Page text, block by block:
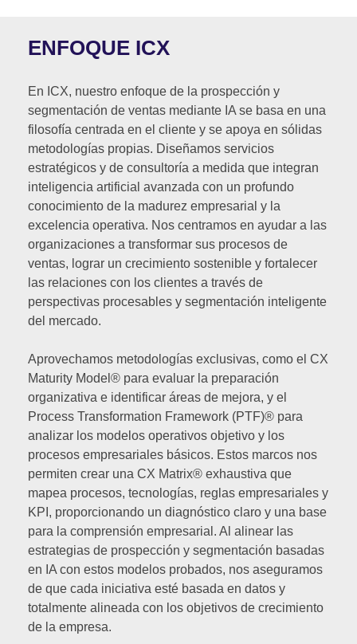
ENFOQUE ICX
En ICX, nuestro enfoque de la prospección y
segmentación de ventas mediante IA se basa en una
filosofía centrada en el cliente y se apoya en sólidas
metodologías propias. Diseñamos servicios
estratégicos y de consultoría a medida que integran
inteligencia artificial avanzada con un profundo
conocimiento de la madurez empresarial y la
excelencia operativa. Nos centramos en ayudar a las
organizaciones a transformar sus procesos de
ventas, lograr un crecimiento sostenible y fortalecer
las relaciones con los clientes a través de
perspectivas procesables y segmentación inteligente
del mercado.
Aprovechamos metodologías exclusivas, como el CX
Maturity Model® para evaluar la preparación
organizativa e identificar áreas de mejora, y el
Process Transformation Framework (PTF)® para
analizar los modelos operativos objetivo y los
procesos empresariales básicos. Estos marcos nos
permiten crear una CX Matrix® exhaustiva que
mapea procesos, tecnologías, reglas empresariales y
KPI, proporcionando un diagnóstico claro y una base
para la comprensión empresarial. Al alinear las
estrategias de prospección y segmentación basadas
en IA con estos modelos probados, nos aseguramos
de que cada iniciativa esté basada en datos y
totalmente alineada con los objetivos de crecimiento
de la empresa.